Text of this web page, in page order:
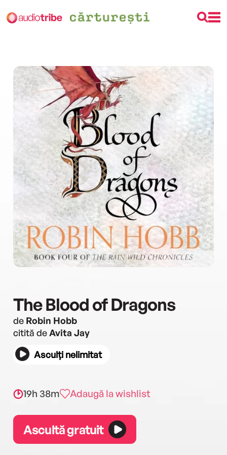
The Blood of Dragons
de Robin Hobb
citită deAvita Jay
Asculți nelimitat
19h 38m Adaugă la wishlist
Ascultă gratuit